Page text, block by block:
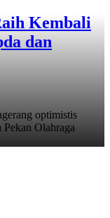
Kembali
dan
optimistis
Olahraga